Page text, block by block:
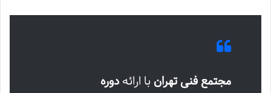
مجتمع فنی تهران با ارائه دوره